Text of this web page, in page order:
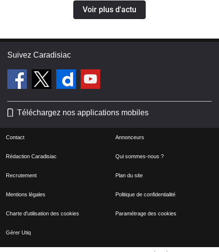
Voir plus d'actu
Suivez Caradisiac
Téléchargez nos applications mobiles
Contact Annonceurs
Rédaction Caradisiac Qui sommes-nous ?
Recrutement Plan du site
Mentions légales Politique de confidentialité
Charte d'utilisation des cookies Paramétrage des cookies
Gérer Utiq